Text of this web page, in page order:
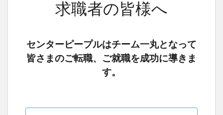
求職者の皆様へ
センターピープルはチーム一丸となって
皆さまのご転職、ご就職を成功に導きま
す。